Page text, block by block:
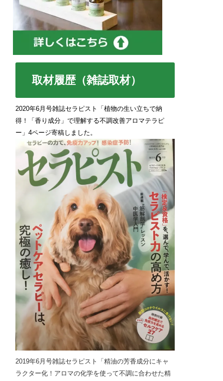
取材履歴（雑誌取材）
2020年6月号雑誌セラピスト「植物の生い立ちで納
得！「香り成分」で理解する不調改善アロマテラピ
ー」4ページ寄稿しました。
2019年6月号雑誌セラピスト「精油の芳香成分にキャ
ラクター化！アロマの化学を使って不調に合わせた精